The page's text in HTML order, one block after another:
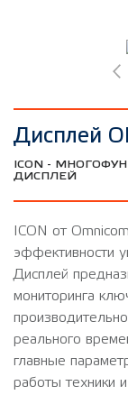
Дисплей
ICON -
ДИСПЛЕЙ
ICON от
эффективности
Дисплей
мониторинга
реального
главные
работы техники